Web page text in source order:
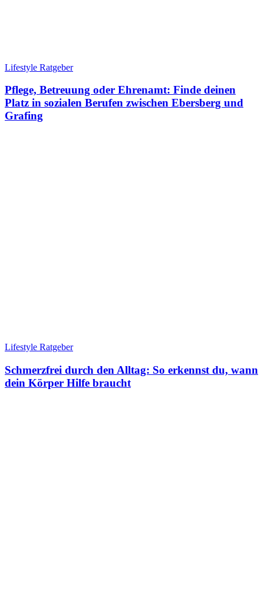
Lifestyle Ratgeber
Pflege, Betreuung oder Ehrenamt: Finde deinen
Platz in sozialen Berufen zwischen Ebersberg und
Grafing
Lifestyle Ratgeber
Schmerzfrei durch den Alltag: So erkennst du, wann
dein Körper Hilfe braucht